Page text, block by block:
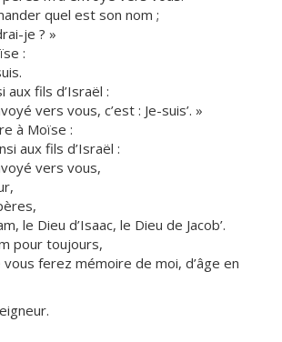
quel est son nom ;
je ? »
:
aux fils d’Israël :
vers vous, c’est : Je-suis’. »
à Moïse :
aux fils d’Israël :
vers vous,
le Dieu d’Isaac, le Dieu de Jacob’.
pour toujours,
vous ferez mémoire de moi, d’âge en